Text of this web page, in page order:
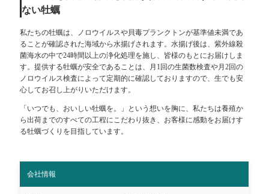
ない牡蠣
私たちの牡蠣は、ノロウイルスや貝毒プランクトンが基準値未満であ
ることが確認された海域から水揚げされます。水揚げ後は、紫外線殺
菌海水の中で24時間以上の浄化処理を施し、皆様のもとにお届けしま
す。提供する牡蠣が安全であることは、月1回の生菌数検査や月2回の
ノロウイルス検査によって定期的に確認しておりますので、生でも安
心してお召し上がりいただけます。
「いつでも、おいしい牡蠣を。」という想いを胸に、私たちは養殖か
ら出荷までのすべての工程にこだわり抜き、お客様に感動をお届けす
る牡蠣づくりを目指しています。
会社情報